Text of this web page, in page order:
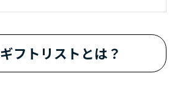
ギフトリストとは？